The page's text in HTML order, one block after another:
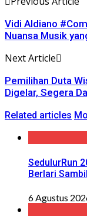
Vidi Aldiano
Nuansa Musik
Next Article
Pemilihan Duta
Digelar, Segera
Related articles
SedulurRun
Berlari
6 Agustus